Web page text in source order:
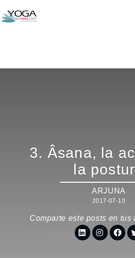
3. Âsana, la
la
ARJUNA
2017-07-10
Comparte este posts en tus